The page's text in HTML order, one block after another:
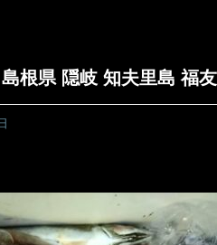
根県 隠岐 知夫里島 福